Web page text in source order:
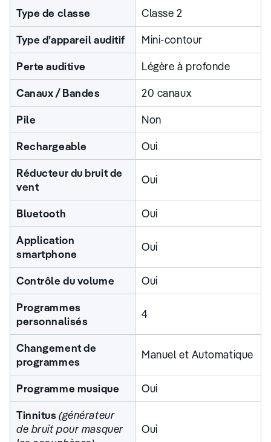
Type de classe
Classe 2
Type d’appareil auditif
Mini-contour
Perte auditive
Légère à profonde
Canaux / Bandes
20 canaux
Pile
Non
Rechargeable
Oui
Réducteur du bruit de
vent
Oui
Bluetooth
Oui
Application
smartphone
Oui
Contrôle du volume
Oui
Programmes
personnalisés
4
Changement de
programmes
Manuel et Automatique
Programme musique
Oui
Tinnitus(générateur
de bruit pour masquer
Oui